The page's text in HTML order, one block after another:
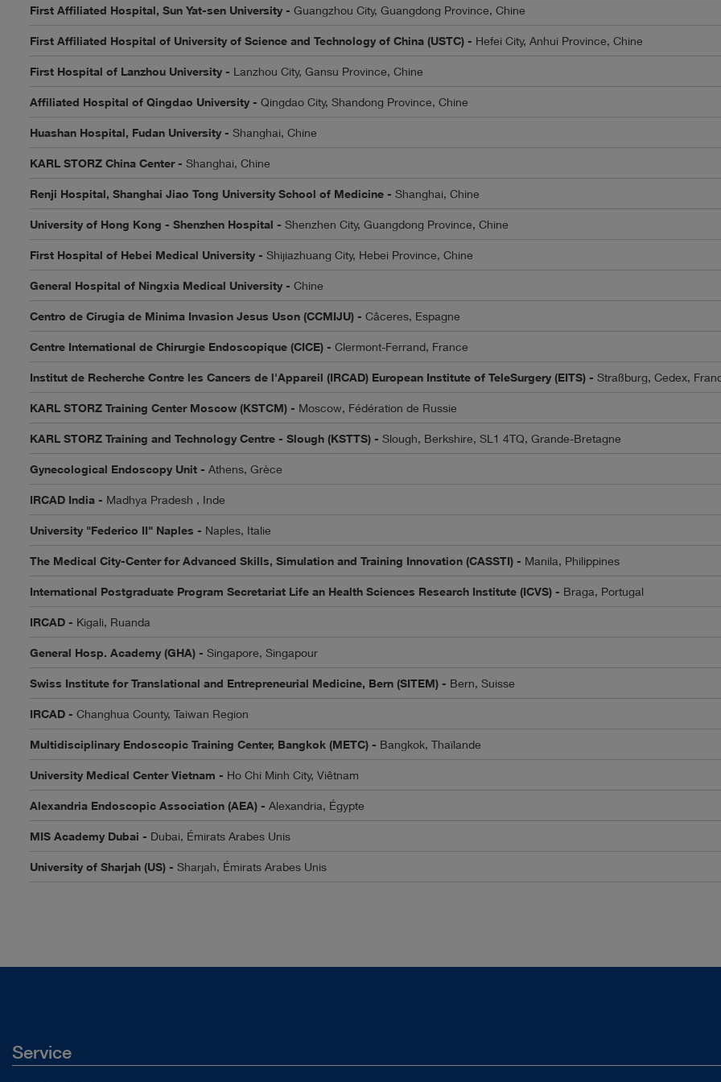
First Affiliated Hospital, Sun Yat-sen University - Guangzhou City, Guangdong Province, Chine
First Affiliated Hospital of University of Science and Technology of China (USTC) - Hefei City, Anhui Province, Chine
First Hospital of Lanzhou University - Lanzhou City, Gansu Province, Chine
Affiliated Hospital of Qingdao University - Qingdao City, Shandong Province, Chine
Huashan Hospital, Fudan University - Shanghai, Chine
KARL STORZ China Center - Shanghai, Chine
Renji Hospital, Shanghai Jiao Tong University School of Medicine - Shanghai, Chine
University of Hong Kong - Shenzhen Hospital - Shenzhen City, Guangdong Province, Chine
First Hospital of Hebei Medical University - Shijiazhuang City, Hebei Province, Chine
General Hospital of Ningxia Medical University - Chine
Centro de Cirugia de Minima Invasion Jesus Uson (CCMIJU) - Câceres, Espagne
Centre International de Chirurgie Endoscopique (CICE) - Clermont-Ferrand, France
Institut de Recherche Contre les Cancers de l'Appareil (IRCAD) European Institute of TeleSurgery (EITS) - Straßburg, Cedex,
KARL STORZ Training Center Moscow (KSTCM) - Moscow, Fédération de Russie
KARL STORZ Training and Technology Centre - Slough (KSTTS) - Slough, Berkshire, SL1 4TQ, Grande-Bretagne
Gynecological Endoscopy Unit - Athens, Grèce
IRCAD India - Madhya Pradesh , Inde
University "Federico II" Naples - Naples, Italie
The Medical City-Center for Advanced Skills, Simulation and Training Innovation (CASSTI) - Manila, Philippines
International Postgraduate Program Secretariat Life an Health Sciences Research Institute (ICVS) - Braga, Portugal
IRCAD - Kigali, Ruanda
General Hosp. Academy (GHA) - Singapore, Singapour
Swiss Institute for Translational and Entrepreneurial Medicine, Bern (SITEM) - Bern, Suisse
IRCAD - Changhua County, Taiwan Region
Multidisciplinary Endoscopic Training Center, Bangkok (METC) - Bangkok, Thaïlande
University Medical Center Vietnam - Ho Chi Minh City, Viêtnam
Alexandria Endoscopic Association (AEA) - Alexandria, Égypte
MIS Academy Dubai - Dubai, Émirats Arabes Unis
University of Sharjah (US) - Sharjah, Émirats Arabes Unis
Service